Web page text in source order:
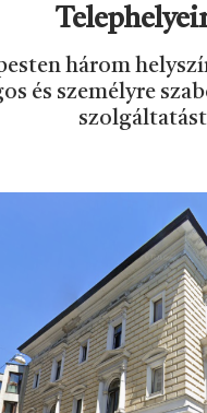
három
és személyre
szolgáltatást